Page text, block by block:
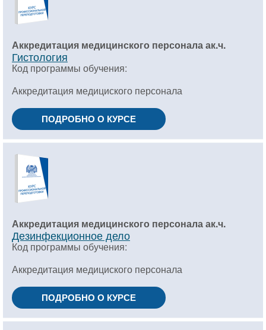
Аккредитация медицинского персонала ак.ч.
Гистология
Код программы обучения:
Аккредитация медициского персонала
ПОДРОБНО О КУРСЕ
Аккредитация медицинского персонала ак.ч.
Дезинфекционное дело
Код программы обучения:
Аккредитация медициского персонала
ПОДРОБНО О КУРСЕ